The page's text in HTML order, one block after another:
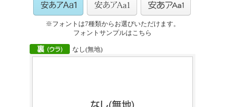
※フォントは7種類からお選びいただけます。
フォントサンプルはこちら
なし(無地)